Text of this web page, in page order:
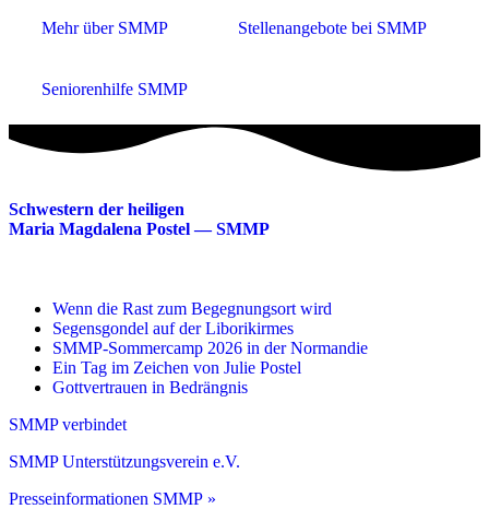
Mehr über SMMP Stellenangebote bei SMMP
Seniorenhilfe SMMP
Schwestern der heiligen
Maria Magdalena Postel — SMMP
Wenn die Rast zum Begegnungsort wird
Segensgondel auf der Liborikirmes
SMMP-Sommercamp 2026 in der Normandie
Ein Tag im Zeichen von Julie Postel
Gottvertrauen in Bedrängnis
SMMP verbindet
SMMP Unterstützungsverein e.V.
Presseinformationen SMMP »